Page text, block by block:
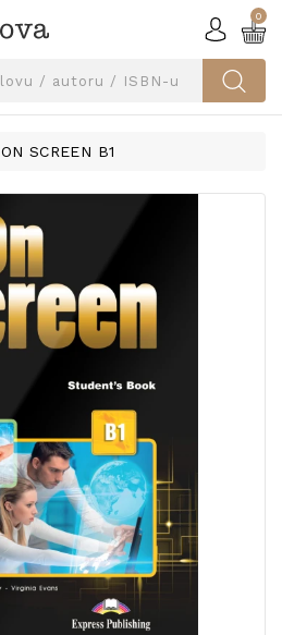
0
ON SCREEN B1